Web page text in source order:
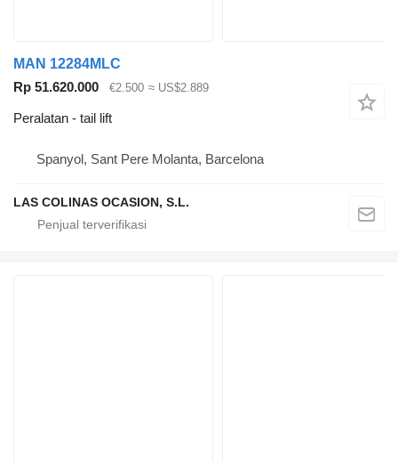
MAN 12284MLC
Rp 51.620.000
€2.500 ≈ US$2.889
Peralatan - tail lift
Spanyol, Sant Pere Molanta, Barcelona
LAS COLINAS OCASION, S.L.